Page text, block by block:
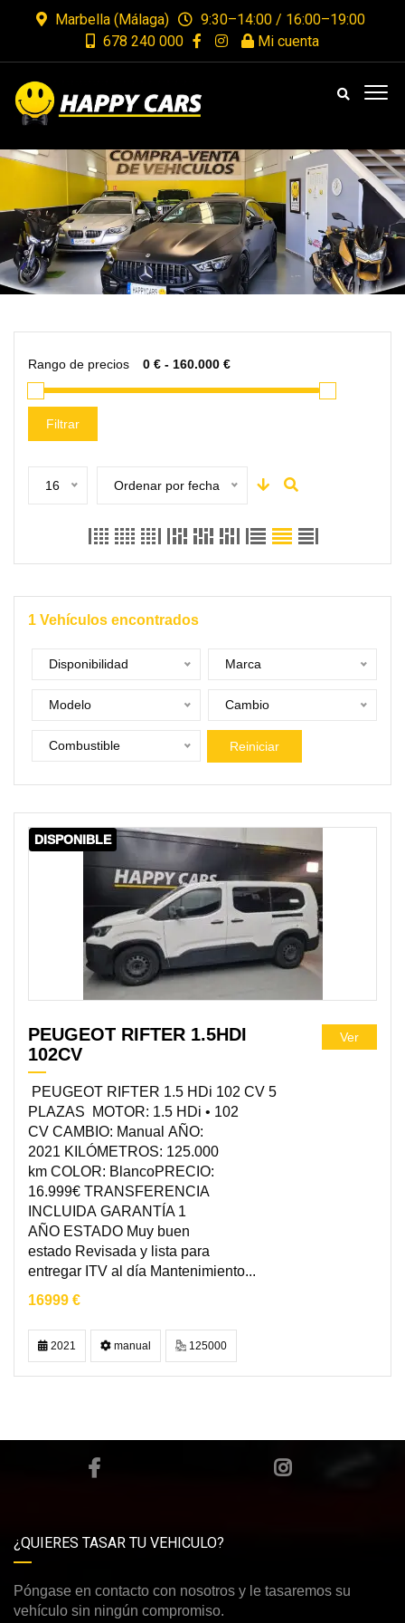
Marbella (Málaga)
9:30–14:00 / 16:00–19:00
678 240 000
Mi cuenta
Rango de precios
Filtrar
16 Ordenar por fecha
1 Vehículos encontrados
Disponibilidad Marca
Modelo Cambio
Combustible Reiniciar
DISPONIBLE
PEUGEOT RIFTER 1.5HDI
102CV
PEUGEOT RIFTER 1.5 HDi 102 CV 5
PLAZAS MOTOR: 1.5 HDi • 102
CV CAMBIO: Manual AÑO:
2021 KILÓMETROS: 125.000
km COLOR: BlancoPRECIO:
16.999€ TRANSFERENCIA
INCLUIDA GARANTÍA 1
AÑO ESTADO Muy buen
estado Revisada y lista para
entregar ITV al día Mantenimiento...
16999 €
Ver
2021 manual 125000
¿QUIERES TASAR TU VEHICULO?
Póngase en contacto con nosotros y le tasaremos su
vehículo sin ningún compromiso.